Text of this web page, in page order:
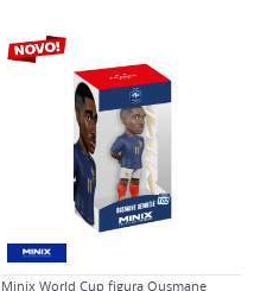
Minix World Cup figura Ousmane